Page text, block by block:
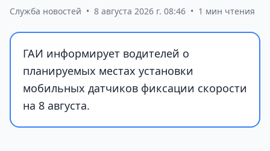
Служба новостей • 8 августа 2026 г. 08:46 • 1 мин чтения
ГАИ информирует водителей о
планируемых местах установки
мобильных датчиков фиксации скорости
на 8 августа.